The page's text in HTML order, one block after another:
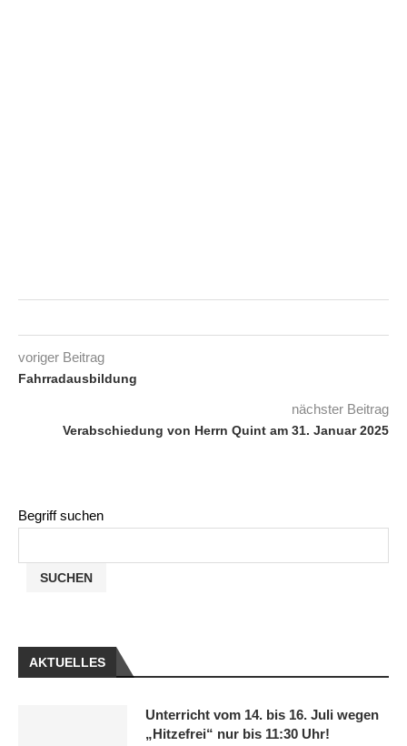
voriger Beitrag
Fahrradausbildung
nächster Beitrag
Verabschiedung von Herrn Quint am 31. Januar 2025
Begriff suchen
SUCHEN
AKTUELLES
Unterricht vom 14. bis 16. Juli wegen
„Hitzefrei“ nur bis 11:30 Uhr!